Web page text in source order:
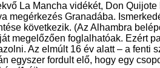
La Mancha vidékét, Don
megérkezés Granadába.
következik. (Az Alhambra
megelőzően foglalhatóak. Ezért
Az elmúlt 16 év alatt – a fenti
egyszer fordult elő, hogy egy